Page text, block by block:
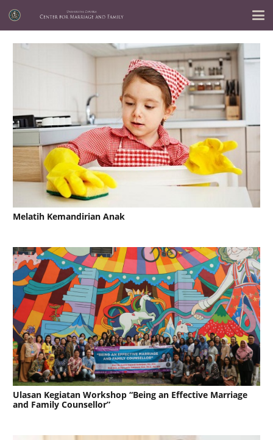
Melatih Kemandirian Anak
Ulasan Kegiatan Workshop “Being an Effective Marriage
and Family Counsellor”